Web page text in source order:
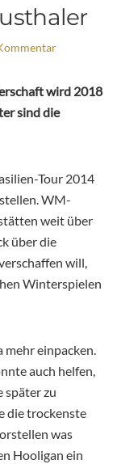
wird 2018
sind die
Tour 2014
WM-
weit über
über die
will,
Winterspielen
mehr einpacken.
auch helfen,
später zu
die trockenste
was
Hooligan ein